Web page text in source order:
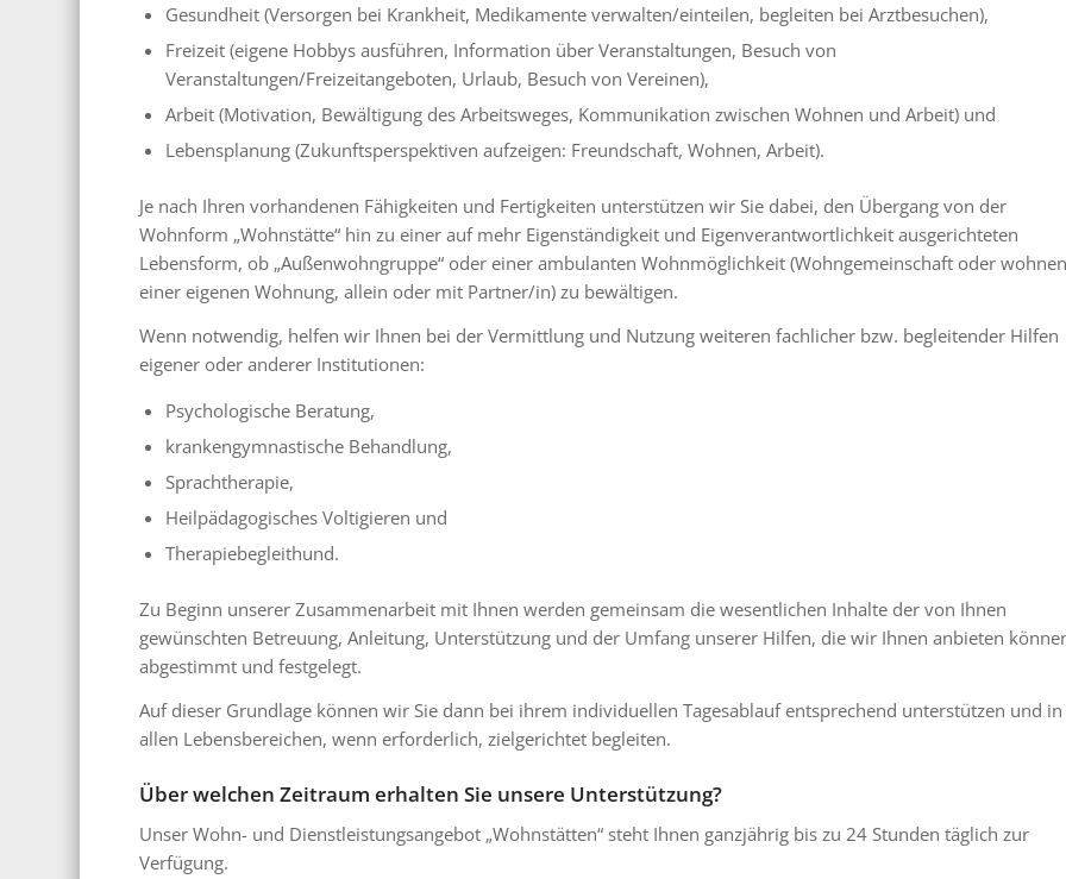
Gesundheit (Versorgen bei Krankheit, Medikamente verwalten/einteilen, begleiten bei Arztbesuchen),
Freizeit (eigene Hobbys ausführen, Information über Veranstaltungen, Besuch von
Veranstaltungen/Freizeitangeboten, Urlaub, Besuch von Vereinen),
Arbeit (Motivation, Bewältigung des Arbeitsweges, Kommunikation zwischen Wohnen und Arbeit) und
Lebensplanung (Zukunftsperspektiven aufzeigen: Freundschaft, Wohnen, Arbeit).
Je nach Ihren vorhandenen Fähigkeiten und Fertigkeiten unterstützen wir Sie dabei, den Übergang von der
Wohnform „Wohnstätte“ hin zu einer auf mehr Eigenständigkeit und Eigenverantwortlichkeit ausgerichteten
Lebensform, ob „Außenwohngruppe“ oder einer ambulanten Wohnmöglichkeit (Wohngemeinschaft oder
einer eigenen Wohnung, allein oder mit Partner/in) zu bewältigen.
Wenn notwendig, helfen wir Ihnen bei der Vermittlung und Nutzung weiteren fachlicher bzw. begleitender Hilfen
eigener oder anderer Institutionen:
Psychologische Beratung,
krankengymnastische Behandlung,
Sprachtherapie,
Heilpädagogisches Voltigieren und
Therapiebegleithund.
Zu Beginn unserer Zusammenarbeit mit Ihnen werden gemeinsam die wesentlichen Inhalte der von Ihnen
gewünschten Betreuung, Anleitung, Unterstützung und der Umfang unserer Hilfen, die wir Ihnen anbieten
abgestimmt und festgelegt.
Auf dieser Grundlage können wir Sie dann bei ihrem individuellen Tagesablauf entsprechend unterstützen und in
allen Lebensbereichen, wenn erforderlich, zielgerichtet begleiten.
Über welchen Zeitraum erhalten Sie unsere Unterstützung?
Unser Wohn- und Dienstleistungsangebot „Wohnstätten“ steht Ihnen ganzjährig bis zu 24 Stunden täglich zur
Verfügung.